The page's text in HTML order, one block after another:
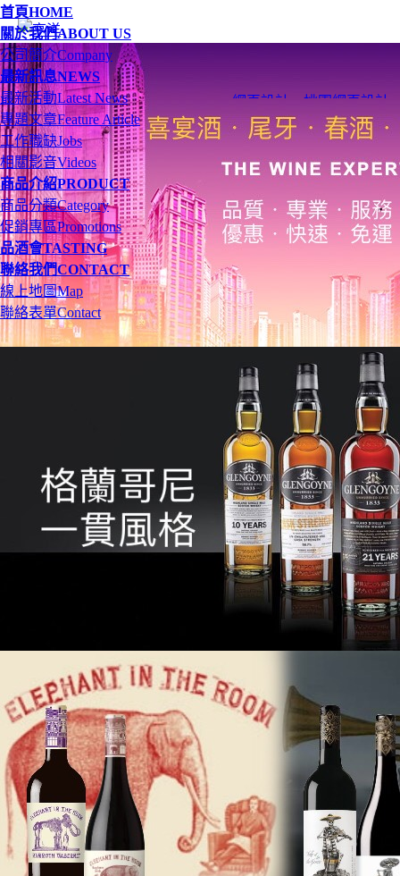
首頁HOME
關於我們ABOUT US
公司簡介Company
最新訊息NEWS
最新活動Latest News
專題文章Feature Article
工作職缺Jobs
相關影音Videos
商品介紹PRODUCT
商品分類Category
促銷專區Promotions
品酒會TASTING
聯絡我們CONTACT
線上地圖Map
聯絡表單Contact
網頁設計 桃園網頁設計